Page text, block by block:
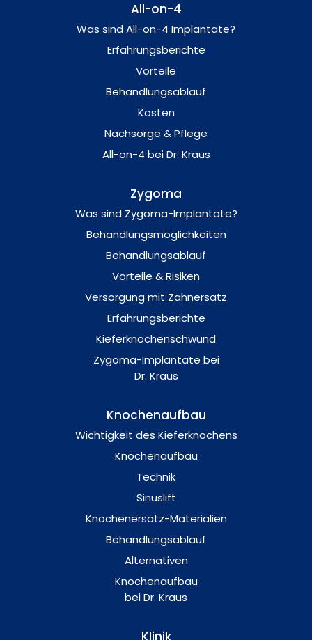
All-on-4
Was sind All-on-4 Implantate?
Erfahrungsberichte
Vorteile
Behandlungsablauf
Kosten
Nachsorge & Pflege
All-on-4 bei Dr. Kraus
Zygoma
Was sind Zygoma-Implantate?
Behandlungsmöglichkeiten
Behandlungsablauf
Vorteile & Risiken
Versorgung mit Zahnersatz
Erfahrungsberichte
Kieferknochenschwund
Zygoma-Implantate bei
Dr. Kraus
Knochenaufbau
Wichtigkeit des Kieferknochens
Knochenaufbau
Technik
Sinuslift
Knochenersatz-Materialien
Behandlungsablauf
Alternativen
Knochenaufbau
bei Dr. Kraus